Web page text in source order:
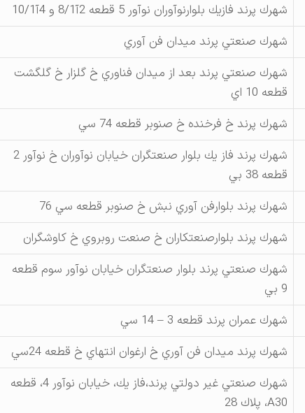
شهرك پرند فازيك بلوارنوآوران نوآور 5 قطعه 2آ8/1 و 4آ10/1
شهرك صنعتي پرند ميدان فن آوري
شهرك صنعتي پرند بعد از ميدان فناوري خ گلزار خ گلگشت
قطعه 10 اي
شهرك پرند خ فرخنده خ صنوبر قطعه 74 سي
شهرك پرند فاز يك بلوار صنعتگران خيابان نوآوران خ نوآور 2
قطعه 38 بي
شهرك پرند بلوارفن آوري نبش خ صنوبر قطعه سي 76
شهرك پرند بلوارصنعتكاران خ صنعت روبروي خ كاوشگران
شهرك صنعتي پرند بلوار صنعتگران خيابان نوآور سوم قطعه
9 بي
شهرك عمران پرند قطعه 3 – 14 سي
شهرك پرند ميدان فن آوري خ ارغوان انتهاي خ قطعه 24سي
شهرك صنعتي غير دولتي پرند،فاز يك، خيابان نوآور 4، قطعه
A30، پلاك 28